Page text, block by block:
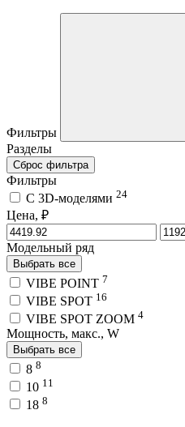
Фильтры
Разделы
Сброс фильтра
Фильтры
C 3D-моделями 24
Цена, ₽
Модельный ряд
Выбрать все
VIBE POINT 7
VIBE SPOT 16
VIBE SPOT ZOOM 4
Мощность, макс., W
Выбрать все
8 8
10 11
18 8